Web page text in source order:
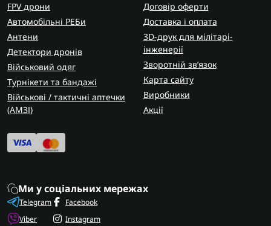
FPV дрони
Автомобільні РЕБи
Антени
Детектори дронів
Військовий одяг
Турнікети та бандажі
Військові / тактичні аптечки
(AMЗІ)
Договір оферти
Доставка і оплата
3D-друк для мілітарі-
інженерії
Зворотній зв’язок
Карта сайту
Виробники
Акції
Ми у соціальних мережах
Telegram
Viber
Facebook
Instagram